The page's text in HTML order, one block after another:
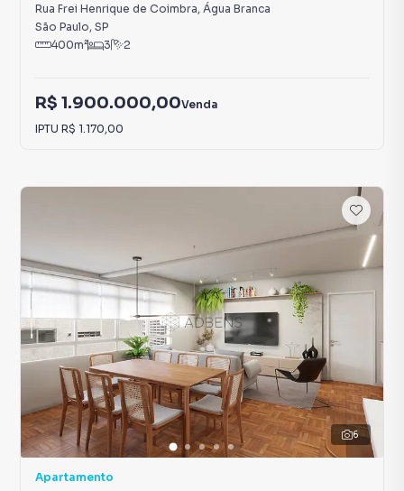
Rua Frei Henrique de Coimbra, Água Branca
São Paulo, SP
400m² 3 2
R$ 1.900.000,00Venda
IPTU R$ 1.170,00
6
Apartamento